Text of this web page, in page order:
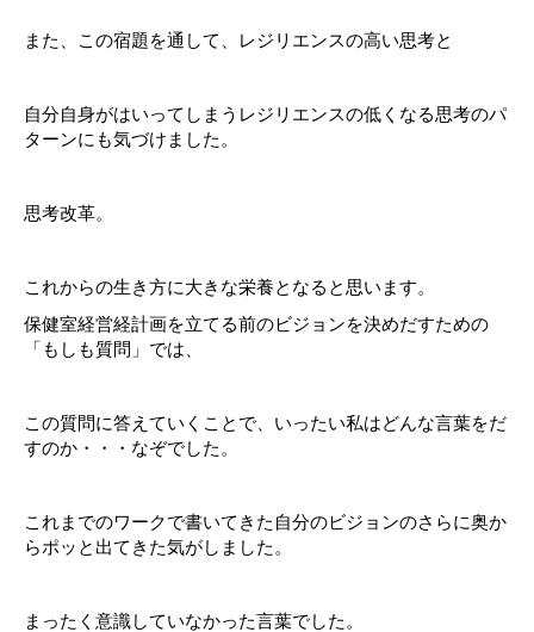
また、この宿題を通して、レジリエンスの高い思考と
自分自身がはいってしまうレジリエンスの低くなる思考のパ
ターンにも気づけました。
思考改革。
これからの生き方に大きな栄養となると思います。
保健室経営経計画を立てる前のビジョンを決めだすための
「もしも質問」では、
この質問に答えていくことで、いったい私はどんな言葉をだ
すのか・・・なぞでした。
これまでのワークで書いてきた自分のビジョンのさらに奥か
らポッと出てきた気がしました。
まったく意識していなかった言葉でした。